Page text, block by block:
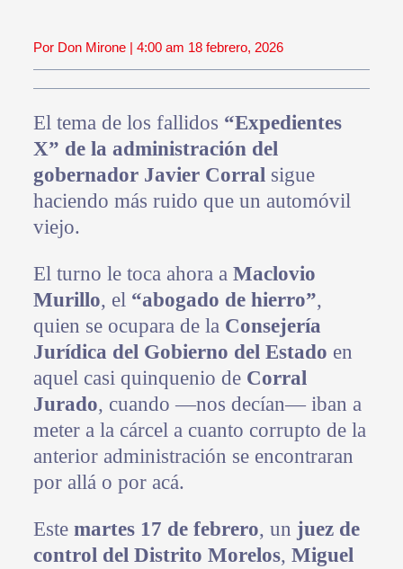
Por Don Mirone | 4:00 am 18 febrero, 2026
El tema de los fallidos “Expedientes
X” de la administración del
gobernador Javier Corralsigue
haciendo más ruido que un automóvil
viejo.
El turno le toca ahora a Maclovio
Murillo, el “abogado de hierro”,
quien se ocupara de la Consejería
Jurídica del Gobierno del Estado en
aquel casi quinquenio de Corral
Jurado, cuando —nos decían— iban a
meter a la cárcel a cuanto corrupto de la
anterior administración se encontraran
por allá o por acá.
Este martes 17 de febrero, un juez de
control del Distrito Morelos, Miguel